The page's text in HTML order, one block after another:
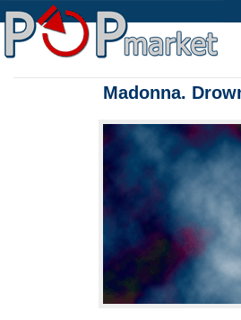
Madonna.